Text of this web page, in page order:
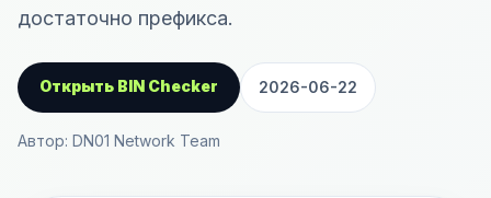
достаточно префикса.
Открыть BIN Checker 2026-06-22
Автор: DN01 Network Team